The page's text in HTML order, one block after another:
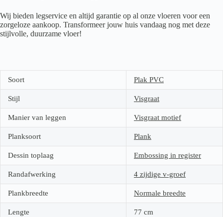
Wij bieden legservice en altijd garantie op al onze vloeren voor een
zorgeloze aankoop. Transformeer jouw huis vandaag nog met deze
stijlvolle, duurzame vloer!
Soort Plak PVC
Stijl Visgraat
Manier van leggen Visgraat motief
Planksoort Plank
Dessin toplaag Embossing in register
Randafwerking 4 zijdige v-groef
Plankbreedte Normale breedte
Lengte 77 cm